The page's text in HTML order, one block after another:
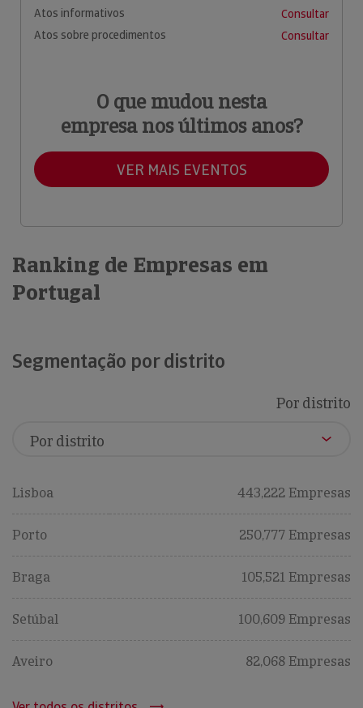
Atos informativos
Consultar
Atos sobre procedimentos
Consultar
O que mudou nesta
empresa nos últimos anos?
VER MAIS EVENTOS
Ranking de Empresas em
Portugal
Segmentação por distrito
Por distrito
Lisboa 443,222 Empresas
Porto 250,777 Empresas
Braga 105,521 Empresas
Setúbal 100,609 Empresas
Aveiro 82,068 Empresas